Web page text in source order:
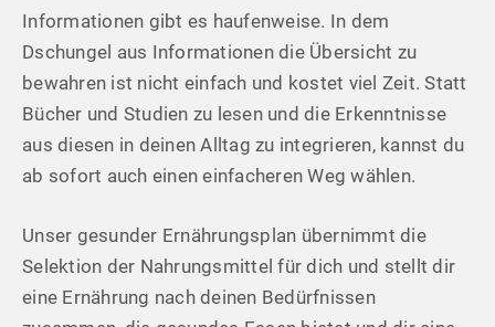
Informationen gibt es haufenweise. In dem
Dschungel aus Informationen die Übersicht zu
bewahren ist nicht einfach und kostet viel Zeit. Statt
Bücher und Studien zu lesen und die Erkenntnisse
aus diesen in deinen Alltag zu integrieren, kannst du
ab sofort auch einen einfacheren Weg wählen.
Unser gesunder Ernährungsplan übernimmt die
Selektion der Nahrungsmittel für dich und stellt dir
eine Ernährung nach deinen Bedürfnissen